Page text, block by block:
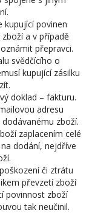
kupující povinen
a v případě
přepravci.
svědčícího o
kupující zásilku
doklad – fakturu.
adresu
zboží.
zaplacením celé
dodání, nejdříve
či ztrátu
převzetí zboží
povinnost zboží
tak neučinil.